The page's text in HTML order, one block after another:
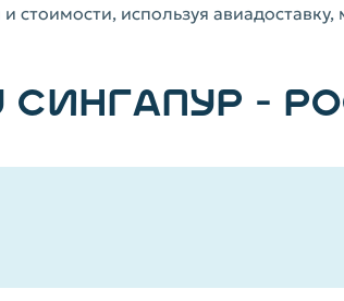
стоимости, используя
СИНГАПУР -